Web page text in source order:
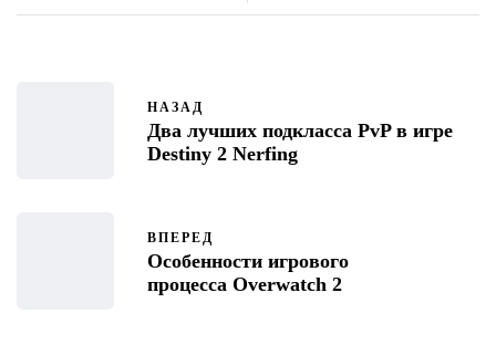
НАЗАД
Два лучших подкласса PvP в игре
Destiny 2 Nerfing
ВПЕРЕД
Особенности игрового
процесса Overwatch 2